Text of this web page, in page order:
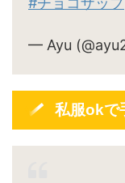
— Ayu
私服ok